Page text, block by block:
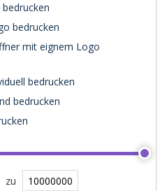
bedrucken
mit eignem Logo
bedrucken
bedrucken
zu